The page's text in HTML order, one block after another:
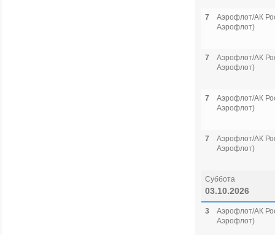
7
Аэрофлот/АК
Аэрофлот)
7
Аэрофлот/АК
Аэрофлот)
7
Аэрофлот/АК
Аэрофлот)
7
Аэрофлот/АК
Аэрофлот)
Суббота
03.10.2026
3
Аэрофлот/АК
Аэрофлот)